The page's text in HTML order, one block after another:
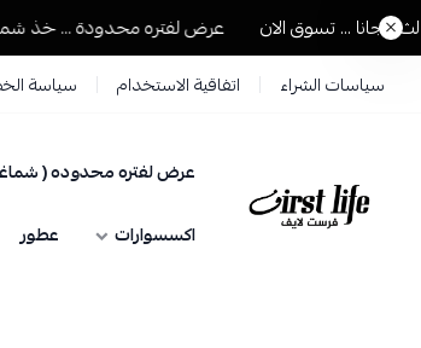
... تسوق الان عرض لفتره محدودة ... خذ شماغين
سياسات الشراء اتفاقية الاستخدام سياسة
فرست لايف للمستلزمات الرجالية
عرض لفتره محدوده (
اكسسوارات
عطور